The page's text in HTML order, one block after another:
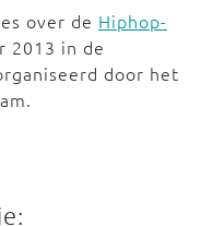
over de Hiphop-
2013 in de
door het